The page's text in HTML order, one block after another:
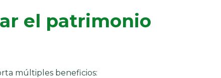
el patrimonio
múltiples beneficios: